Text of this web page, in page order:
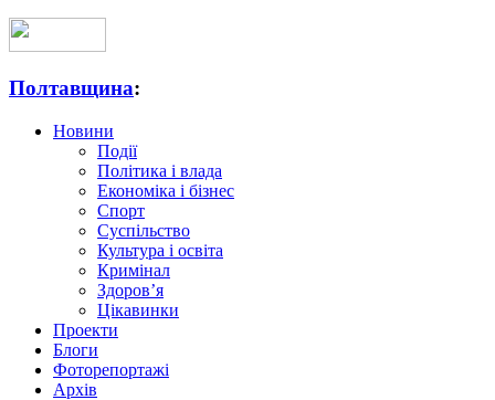
Полтавщина:
Новини
Події
Політика і влада
Економіка і бізнес
Спорт
Суспільство
Культура і освіта
Кримінал
Здоров’я
Цікавинки
Проекти
Блоги
Фоторепортажі
Архів